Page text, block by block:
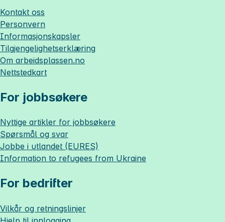
Kontakt oss
Personvern
Informasjonskapsler
Tilgjengelighetserklæring
Om arbeidsplassen.no
Nettstedkart
For jobbsøkere
Nyttige artikler for jobbsøkere
Spørsmål og svar
Jobbe i utlandet (EURES)
Information to refugees from Ukraine
For bedrifter
Vilkår og retningslinjer